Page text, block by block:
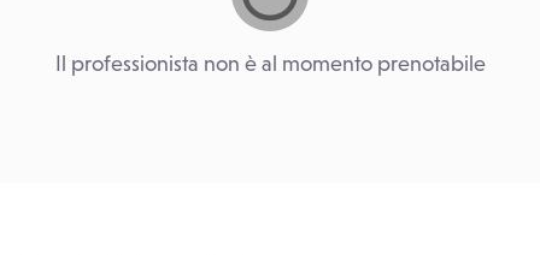
Il professionista non è al momento prenotabile